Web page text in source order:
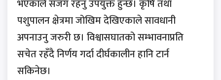
भएकाले सजग रहनु उपयुक्त हुन्छ। कृषि तथा
पशुपालन क्षेत्रमा जोखिम देखिएकाले सावधानी
अपनाउनु जरुरी छ। विश्वासघातको सम्भावनाप्रति
सचेत रहँदै निर्णय गर्दा दीर्घकालीन हानि टार्न
सकिनेछ।